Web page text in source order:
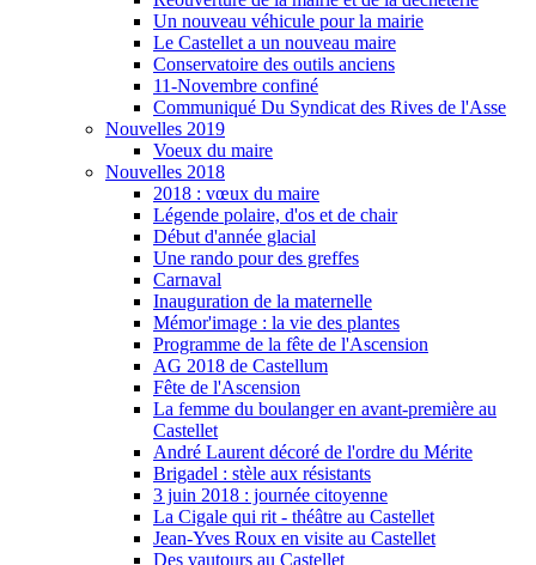
Un nouveau véhicule pour la mairie
Le Castellet a un nouveau maire
Conservatoire des outils anciens
11-Novembre confiné
Communiqué Du Syndicat des Rives de l'Asse
Nouvelles 2019
Voeux du maire
Nouvelles 2018
2018 : vœux du maire
Légende polaire, d'os et de chair
Début d'année glacial
Une rando pour des greffes
Carnaval
Inauguration de la maternelle
Mémor'image : la vie des plantes
Programme de la fête de l'Ascension
AG 2018 de Castellum
Fête de l'Ascension
La femme du boulanger en avant-première au
Castellet
André Laurent décoré de l'ordre du Mérite
Brigadel : stèle aux résistants
3 juin 2018 : journée citoyenne
La Cigale qui rit - théâtre au Castellet
Jean-Yves Roux en visite au Castellet
Des vautours au Castellet